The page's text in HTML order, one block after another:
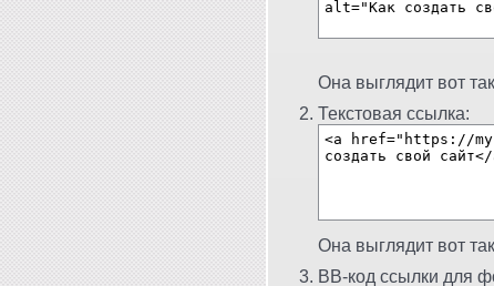
Она выглядит вот
Текстовая ссылка:
Она выглядит вот
BB-код ссылки для